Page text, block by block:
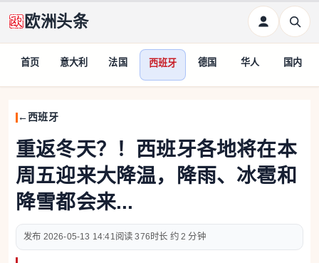
欧洲头条
首页 意大利 法国 西班牙 德国 华人 国内
西班牙
重返冬天？！西班牙各地将在本
周五迎来大降温，降雨、冰雹和
降雪都会来...
2026-05-13 14:41 376 约 2 分钟